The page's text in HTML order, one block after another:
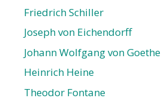
Friedrich Schiller
Joseph von Eichendorff
Johann Wolfgang von Goethe
Heinrich Heine
Theodor Fontane